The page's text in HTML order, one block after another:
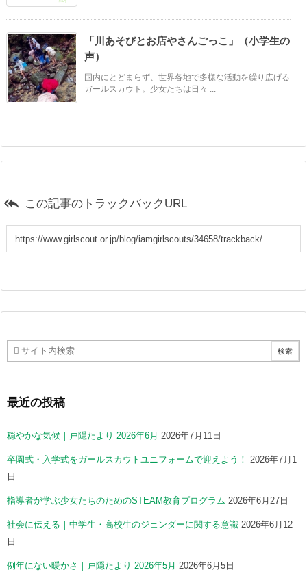
「川あそびとお店やさんごっこ」（小学生の
声）
国内にとどまらず、世界各地で多様な活動を繰り広げる
ガールスカウト。少女たちは日々 ...
 この記事のトラックバックURL
最近の投稿
穏やかな気候｜戸隠たより 2026年6月 2026年7月11日
卒園式・入学式をガールスカウトユニフォームで迎えよう！ 2026年7月1
日
指導者が学ぶ少女たちのためのSTEAM教育プログラム 2026年6月27日
社会に伝える｜中学生・高校生のジェンダーに関する意識 2026年6月12
日
例年にない暖かさ｜戸隠たより 2026年5月 2026年6月5日